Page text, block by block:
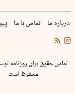
درباره ما تماس با ما
تمامی حقوق برای روزنامه
محفوظ است